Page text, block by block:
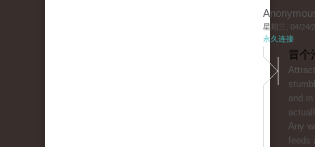
星期三, 04/24/
永久连接
冒个
and
Any
feeds